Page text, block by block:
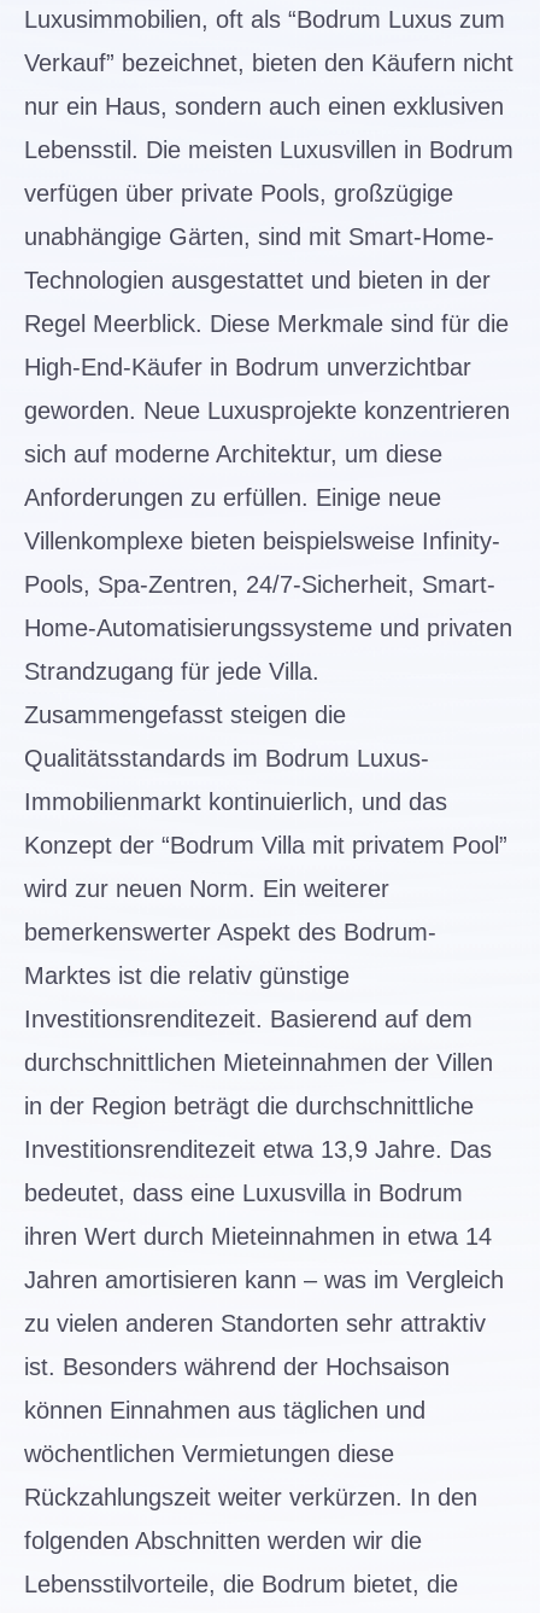
Luxusimmobilien, oft als “Bodrum Luxus zum
Verkauf” bezeichnet, bieten den Käufern nicht
nur ein Haus, sondern auch einen exklusiven
Lebensstil. Die meisten Luxusvillen in Bodrum
verfügen über private Pools, großzügige
unabhängige Gärten, sind mit Smart-Home-
Technologien ausgestattet und bieten in der
Regel Meerblick. Diese Merkmale sind für die
High-End-Käufer in Bodrum unverzichtbar
geworden. Neue Luxusprojekte konzentrieren
sich auf moderne Architektur, um diese
Anforderungen zu erfüllen. Einige neue
Villenkomplexe bieten beispielsweise Infinity-
Pools, Spa-Zentren, 24/7-Sicherheit, Smart-
Home-Automatisierungssysteme und privaten
Strandzugang für jede Villa.
Zusammengefasst steigen die
Qualitätsstandards im Bodrum Luxus-
Immobilienmarkt kontinuierlich, und das
Konzept der “Bodrum Villa mit privatem Pool”
wird zur neuen Norm. Ein weiterer
bemerkenswerter Aspekt des Bodrum-
Marktes ist die relativ günstige
Investitionsrenditezeit. Basierend auf dem
durchschnittlichen Mieteinnahmen der Villen
in der Region beträgt die durchschnittliche
Investitionsrenditezeit etwa 13,9 Jahre. Das
bedeutet, dass eine Luxusvilla in Bodrum
ihren Wert durch Mieteinnahmen in etwa 14
Jahren amortisieren kann – was im Vergleich
zu vielen anderen Standorten sehr attraktiv
ist. Besonders während der Hochsaison
können Einnahmen aus täglichen und
wöchentlichen Vermietungen diese
Rückzahlungszeit weiter verkürzen. In den
folgenden Abschnitten werden wir die
Lebensstilvorteile, die Bodrum bietet, die